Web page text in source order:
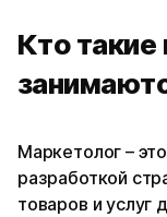
Кто такие
Маркетолог –
разработкой
товаров и услуг